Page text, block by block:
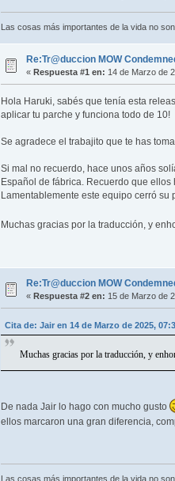
Las cosas más importantes de la vida no
Re:Tr@duccion MOW
«Respuesta #1 en: 14 de Marzo de
Hola Haruki, sabés que tenía esta
aplicar tu parche y funciona todo de 10!
Se agradece el trabajito que te has
Si mal no recuerdo, hace unos años
Español de fábrica. Recuerdo que
Lamentablemente este equipo cerró
Muchas gracias por la traducción, y
Re:Tr@duccion MOW
«Respuesta #2 en: 15 de Marzo de
Cita de: Jair en 14 de Marzo de 2025,
Muchas gracias por la traducción, y
De nada Jair lo hago con mucho gusto
ellos marcaron una gran diferencia,
Las cosas más importantes de la vida no